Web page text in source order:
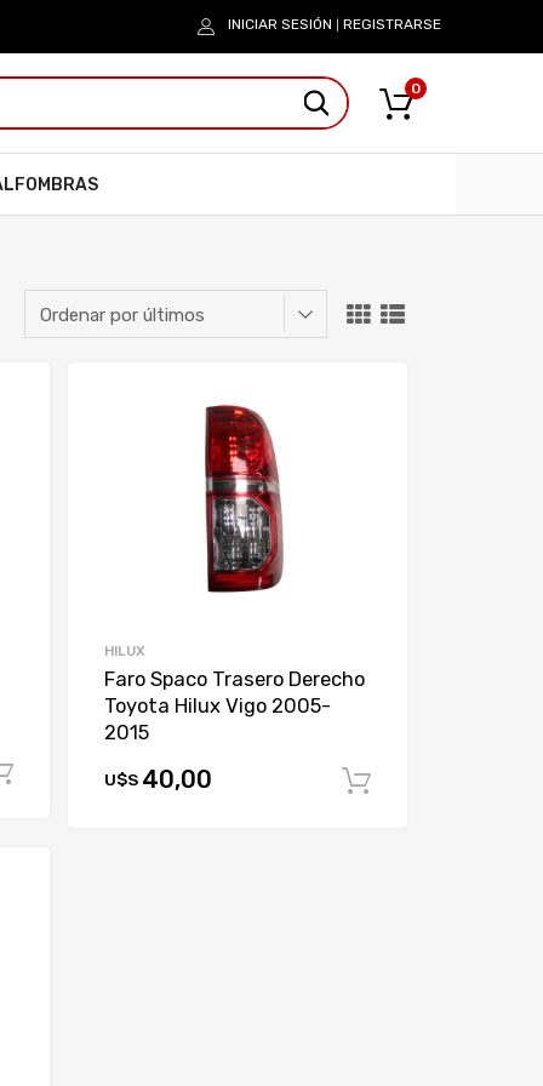
INICIAR SESIÓN REGISTRARSE
0
Comprar
HILUX
Faro Spaco Trasero Derecho
Toyota Hilux Vigo 2005-
2015
U$S 40,00